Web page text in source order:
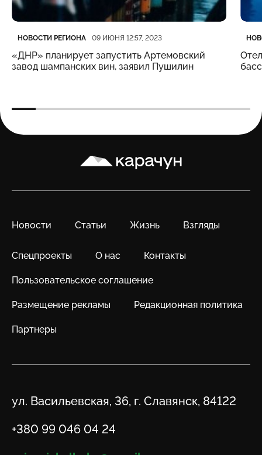
Категория
НОВОСТИ РЕГИОНА
Дата публикации 09 ИЮНЯ 12:57, 2023
«ДНР» планирует запустить Артемовский
завод шампанских вин, заявил Пушилин
Карачун
Новости Статьи Жизнь Взгляды
Спецпроекты О нас Контакты
Пользовательское соглашение
Размещение рекламы Редакционная политика
Партнеры
Адрес
ул. Васильевская, 36, г. Славянск, 84122
Телефон
+380 99 046 04 24